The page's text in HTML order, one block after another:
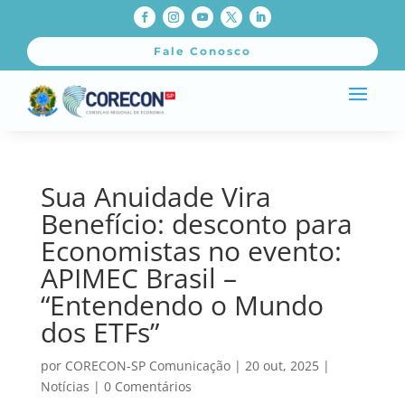
Fale Conosco
Sua Anuidade Vira
Benefício: desconto para
Economistas no evento:
APIMEC Brasil –
“Entendendo o Mundo
dos ETFs”
por CORECON-SP Comunicação| 20 out, 2025|
Notícias | 0 Comentários